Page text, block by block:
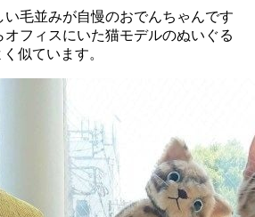
い毛並みが自慢のおでんちゃんです
フィスにいた猫モデルのぬいぐる
似ています。